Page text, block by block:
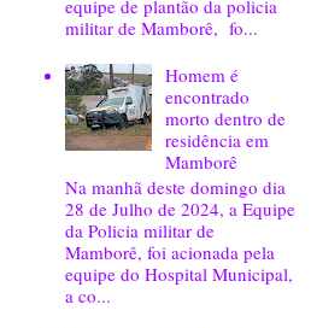
equipe de plantão da policia
militar de Mamborê, fo...
Homem é
encontrado
morto dentro de
residência em
Mamborê
Na manhã deste domingo dia
28 de Julho de 2024, a Equipe
da Policia militar de
Mamborê, foi acionada pela
equipe do Hospital Municipal,
a co...